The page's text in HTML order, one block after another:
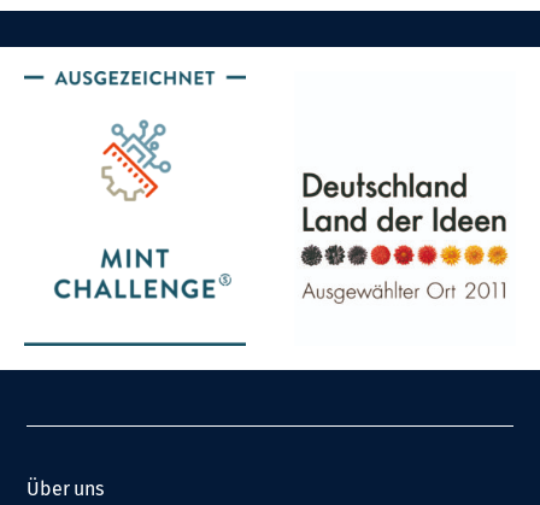
Über uns